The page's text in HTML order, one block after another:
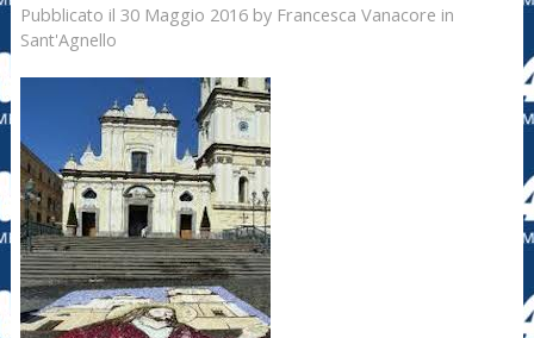
Pubblicato il 30 Maggio 2016by Francesca Vanacore in
Sant'Agnello